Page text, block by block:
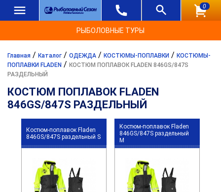
0
РЫБОЛОВНЫЕ ТУРЫ
Главная / Каталог / ОДЕЖДА / КОСТЮМЫ-ПОПЛАВКИ / КОСТЮМЫ-
ПОПЛАВКИ FLADEN / КОСТЮМ ПОПЛАВОК FLADEN 846GS/847S
РАЗДЕЛЬНЫЙ
КОСТЮМ ПОПЛАВОК FLADEN
846GS/847S РАЗДЕЛЬНЫЙ
Костюм-поплавок Fladen
846GS/847S раздельный S
Костюм-поплавок Fladen
846GS/847S раздельный
M